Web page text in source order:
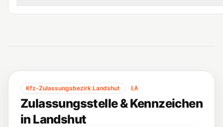
Kfz-Zulassungsbezirk Landshut LA
Zulassungsstelle & Kennzeichen
in Landshut